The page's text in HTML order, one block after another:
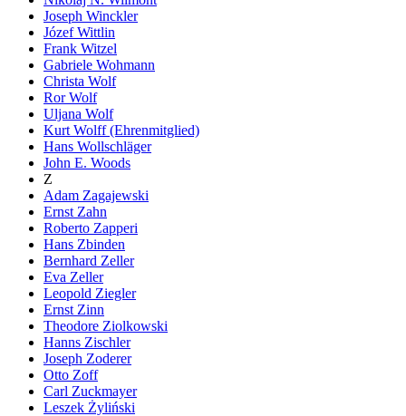
Joseph Winckler
Józef Wittlin
Frank Witzel
Gabriele Wohmann
Christa Wolf
Ror Wolf
Uljana Wolf
Kurt Wolff (Ehrenmitglied)
Hans Wollschläger
John E. Woods
Z
Adam Zagajewski
Ernst Zahn
Roberto Zapperi
Hans Zbinden
Bernhard Zeller
Eva Zeller
Leopold Ziegler
Ernst Zinn
Theodore Ziolkowski
Hanns Zischler
Joseph Zoderer
Otto Zoff
Carl Zuckmayer
Leszek Żyliński